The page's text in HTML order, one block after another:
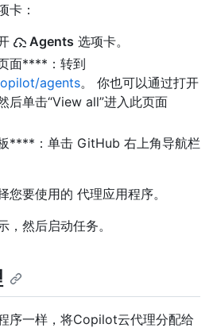
卡：
Agents 选项卡。
面****：转到
agents。 你也可以通过打开
后单击“View all”进入此页面
****：单击 GitHub 右上角导航栏
您要使用的 代理应用程序。
，然后启动任务。
序一样，将Copilot云代理分配给